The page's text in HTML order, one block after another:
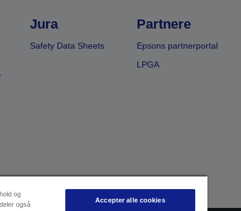
Jura
Safety Data Sheets
Partnere
Epsons partnerportal
LPGA
og
også
Accepter alle cookies